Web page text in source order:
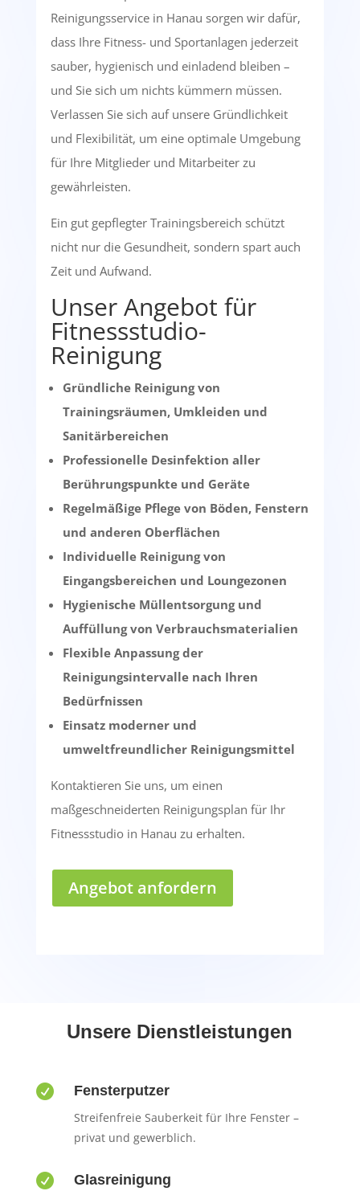
Reinigungsservice in Hanau sorgen wir dafür,
dass Ihre Fitness- und Sportanlagen jederzeit
sauber, hygienisch und einladend bleiben –
und Sie sich um nichts kümmern müssen.
Verlassen Sie sich auf unsere Gründlichkeit
und Flexibilität, um eine optimale Umgebung
für Ihre Mitglieder und Mitarbeiter zu
gewährleisten.
Ein gut gepflegter Trainingsbereich schützt
nicht nur die Gesundheit, sondern spart auch
Zeit und Aufwand.
Unser Angebot für
Fitnessstudio-
Reinigung
Gründliche Reinigung von
Trainingsräumen, Umkleiden und
Sanitärbereichen
Professionelle Desinfektion aller
Berührungspunkte und Geräte
Regelmäßige Pflege von Böden, Fenstern
und anderen Oberflächen
Individuelle Reinigung von
Eingangsbereichen und Loungezonen
Hygienische Müllentsorgung und
Auffüllung von Verbrauchsmaterialien
Flexible Anpassung der
Reinigungsintervalle nach Ihren
Bedürfnissen
Einsatz moderner und
umweltfreundlicher Reinigungsmittel
Kontaktieren Sie uns, um einen
maßgeschneiderten Reinigungsplan für Ihr
Fitnessstudio in Hanau zu erhalten.
Angebot anfordern
Unsere Dienstleistungen
 Fensterputzer
Streifenfreie Sauberkeit für Ihre Fenster –
privat und gewerblich.
 Glasreinigung